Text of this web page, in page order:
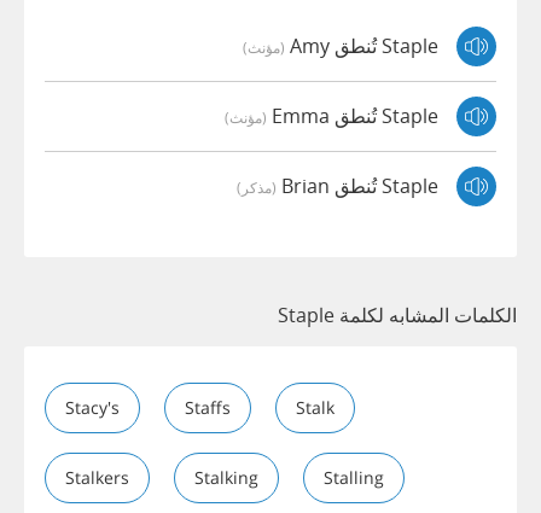
Staple تُنطق Amy (مؤنث)
Staple تُنطق Emma (مؤنث)
Staple تُنطق Brian (مذكر)
الكلمات المشابه لكلمة Staple
Stacy's Staffs Stalk
Stalkers Stalking Stalling